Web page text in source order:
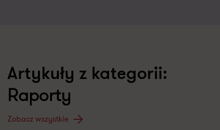
Artykuły z kategorii:
Raporty
Zobacz wszystkie